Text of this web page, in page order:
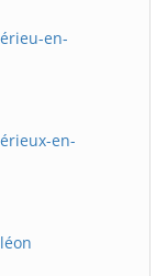
en-
en-